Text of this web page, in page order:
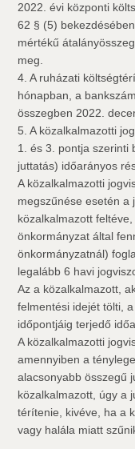
2022. évi központi
62 § (5)
mértékű
meg.
4. A ruházati
hónapban, a
összegben 2022.
5. A közalkalmazotti
1. és 3. pontja szerinti
juttatás) időarányos
A közalkalmazotti
megszűnése esetén a
közalkalmazott
önkormányzat által
önkormányzatnál)
legalább 6 havi
Az a közalkalmazott,
felmentési idejét tölti,
időpontjáig terjedő
A közalkalmazotti
amennyiben a
alacsonyabb összegű
közalkalmazott, úgy a
térítenie, kivéve, ha a
vagy halála miatt